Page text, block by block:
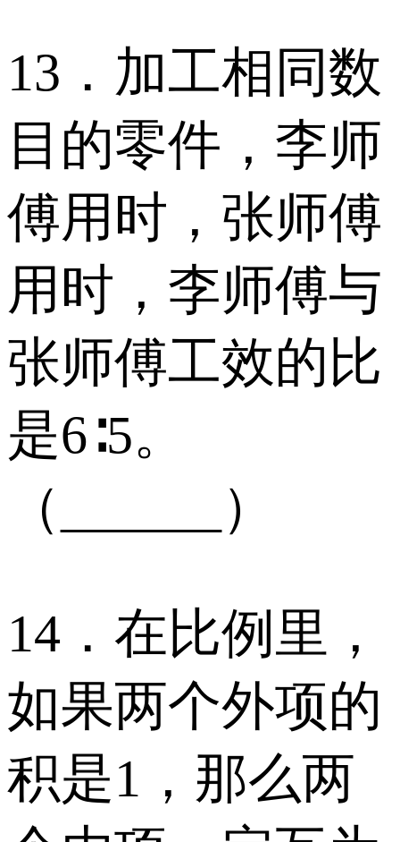
13．加工相同数
目的零件，李师
傅用时，张师傅
用时，李师傅与
张师傅工效的比
是6∶5。
（______）
14．在比例里，
如果两个外项的
积是1，那么两